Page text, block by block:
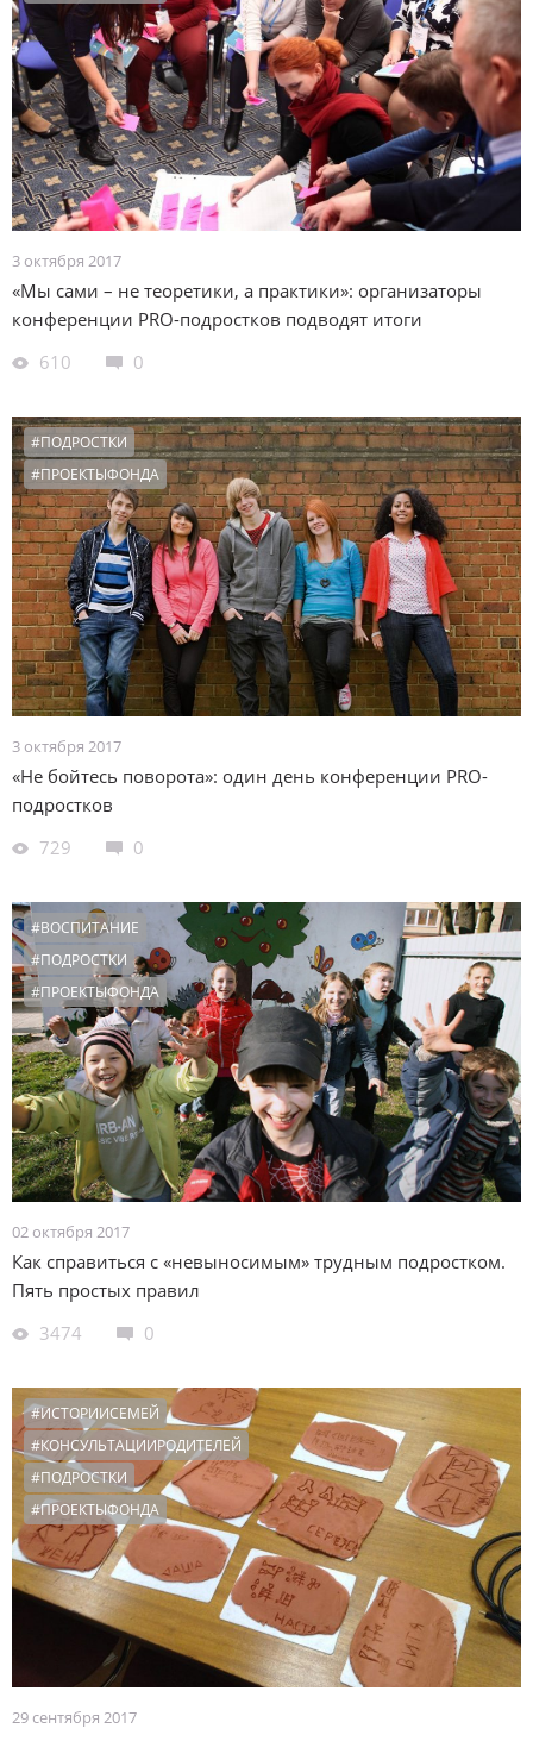
3 октября 2017
«Мы сами – не теоретики, а практики»: организаторы
конференции PRO-подростков подводят итоги
610
0
#ПОДРОСТКИ
#ПРОЕКТЫФОНДА
3 октября 2017
«Не бойтесь поворота»: один день конференции PRO-
подростков
729
0
#ВОСПИТАНИЕ
#ПОДРОСТКИ
#ПРОЕКТЫФОНДА
02 октября 2017
Как справиться с «невыносимым» трудным подростком.
Пять простых правил
3474
0
#ИСТОРИИСЕМЕЙ
#КОНСУЛЬТАЦИИРОДИТЕЛЕЙ
#ПОДРОСТКИ
#ПРОЕКТЫФОНДА
29 сентября 2017